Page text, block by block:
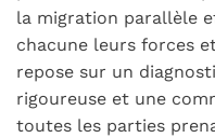
la migration parallèle
chacune leurs forces
repose sur un
rigoureuse et une
toutes les parties